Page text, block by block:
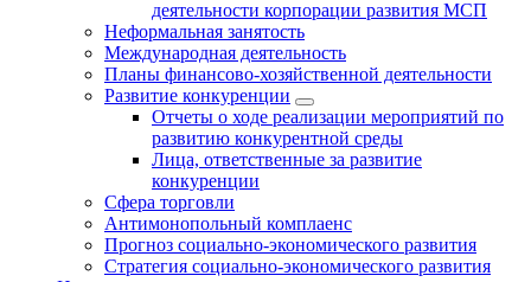
деятельности корпорации развития МСП
Неформальная занятость
Международная деятельность
Планы финансово-хозяйственной деятельности
Развитие конкуренции
Отчеты о ходе реализации мероприятий по
развитию конкурентной среды
Лица, ответственные за развитие
конкуренции
Сфера торговли
Антимонопольный комплаенс
Прогноз социально-экономического развития
Стратегия социально-экономического развития